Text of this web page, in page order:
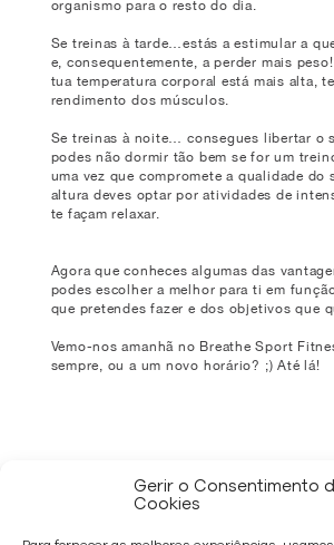
Gerir o Consentimento
Cookies
organismo para o resto do dia.
Se treinas à tarde…estás a estimular a
e, consequentemente, a perder mais
tua temperatura corporal está mais alta,
rendimento dos músculos.
Se treinas à noite… consegues libertar o
podes não dormir tão bem se for um
uma vez que compromete a qualidade do
altura deves optar por atividades de
te façam relaxar.
Agora que conheces algumas das
podes escolher a melhor para ti em
que pretendes fazer e dos objetivos que
Vemo-nos amanhã no Breathe Sport
sempre, ou a um novo horário? ;) Até lá!